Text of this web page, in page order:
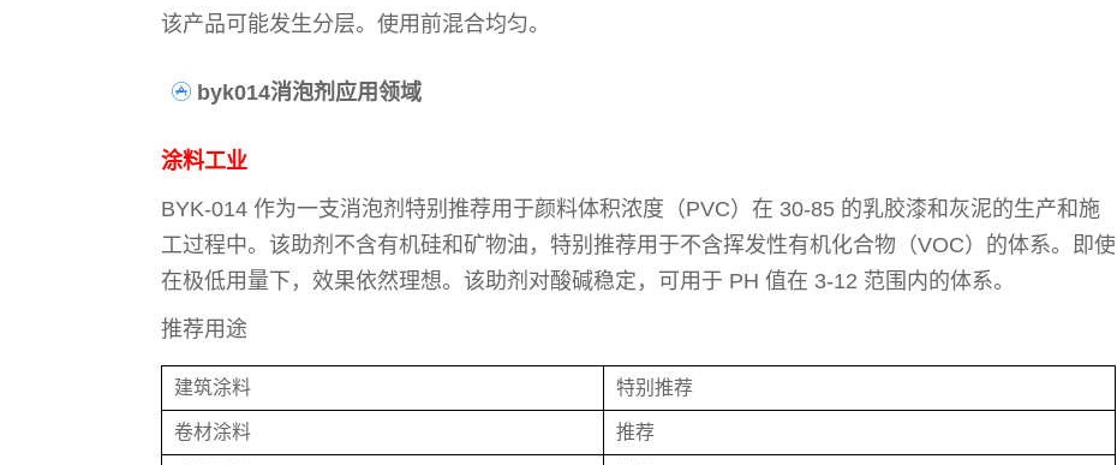
该产品可能发生分层。使用前混合均匀。
byk014消泡剂应用领域
涂料工业
BYK-014 作为一支消泡剂特别推荐用于颜料体积浓度（PVC）在 30-85 的乳胶漆和灰泥的生产和施
工过程中。该助剂不含有机硅和矿物油，特别推荐用于不含挥发性有机化合物（VOC）的体系。即使
在极低用量下，效果依然理想。该助剂对酸碱稳定，可用于 PH 值在 3-12 范围内的体系。
推荐用途
建筑涂料 特别推荐
卷材涂料 推荐